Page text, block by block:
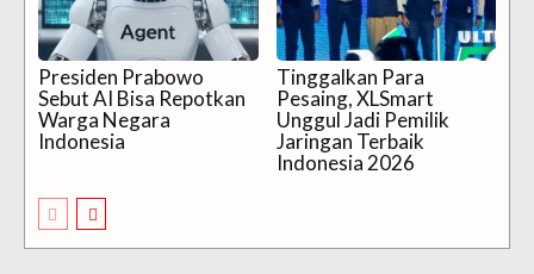
Presiden Prabowo
Sebut AI Bisa Repotkan
Warga Negara
Indonesia
Tinggalkan Para
Pesaing, XLSmart
Unggul Jadi Pemilik
Jaringan Terbaik
Indonesia 2026